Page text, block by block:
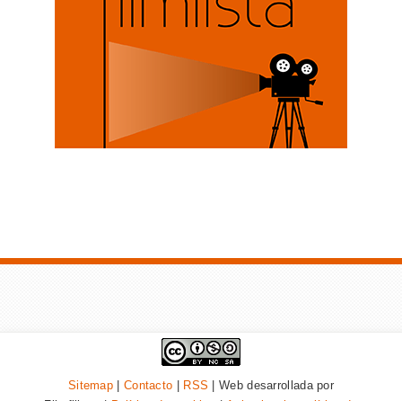
Sitemap | Contacto | RSS | Web desarrollada por